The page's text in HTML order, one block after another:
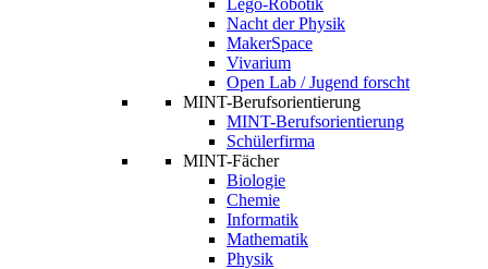
Lego-Robotik
Nacht der Physik
MakerSpace
Vivarium
Open Lab / Jugend forscht
MINT-Berufsorientierung
MINT-Berufsorientierung
Schülerfirma
MINT-Fächer
Biologie
Chemie
Informatik
Mathematik
Physik